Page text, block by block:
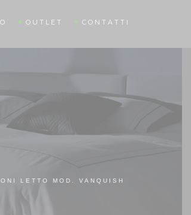
OUTLET CONTATTI
LETTO MOD. VANQUISH